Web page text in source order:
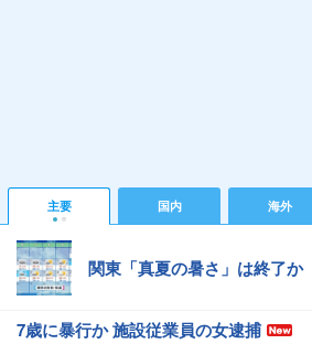
主要 国内 海外
関東「真夏の暑さ」は終了か
7歳に暴行か 施設従業員の女逮捕